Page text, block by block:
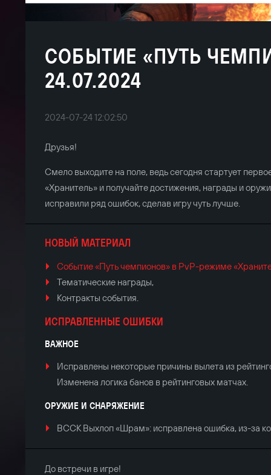
СОБЫТИЕ «ПУТЬ
24.07.2024
2024-07-24 12:02:50
Друзья!
Смело выходите на поле, ведь сегодня стартует
«Хранитель» и получайте достижения, награды и
исправили ряд ошибок, сделав игру чуть лучше.
НОВЫЙ МАТЕРИАЛ
Событие «Путь чемпионов» в PvP-режиме
Тематические награды,
Контракты события.
ИСПРАВЛЕННЫЕ ОШИБКИ
ВАЖНОЕ
Исправлены некоторые причины вылета из
Изменена логика банов в рейтинговых матчах.
ОРУЖИЕ И СНАРЯЖЕНИЕ
ВССК Выхлоп «Шрам»: исправлена ошибка, из-за
До встречи в игре!